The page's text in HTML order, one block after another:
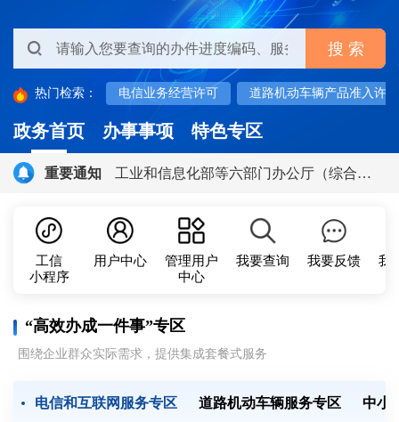
热门检索： 电信业务经营许可 道路机动车辆产品准入许可
政务首页 办事事项 特色专区
重要通知
工业和信息化部办公厅 市场监管总局办公厅关于印发2023年度智能制造系统解决方案“揭榜挂帅”验收通过项目名单的通知
工业和信息化部等六部门办公厅（综合司）关于开展2026年度智能工厂梯度培育行动的通知
工信
小程序
用户中心
管理用户
中心
我要查询 我要反馈 我
“高效办成一件事”专区
围绕企业群众实际需求，提供集成套餐式服务
电信和互联网服务专区 道路机动车辆服务专区 中小